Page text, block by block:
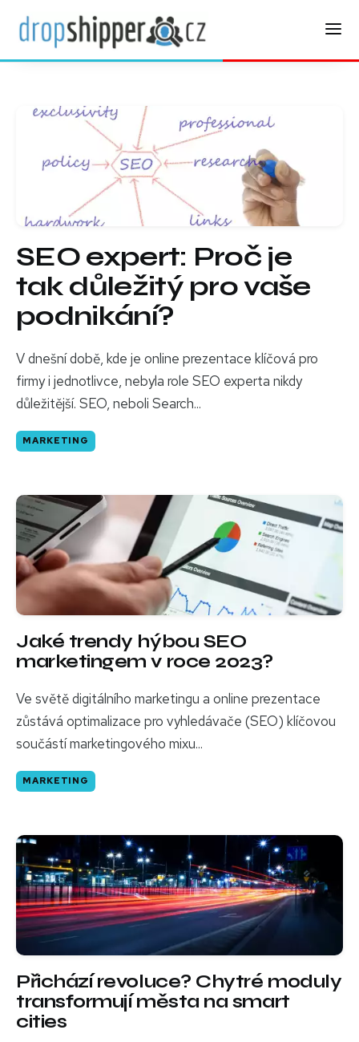
SEO expert: Proč je
tak důležitý pro vaše
podnikání?
V dnešní době, kde je online prezentace klíčová pro
firmy i jednotlivce, nebyla role SEO experta nikdy
důležitější. SEO, neboli Search...
MARKETING
Jaké trendy hýbou SEO
marketingem v roce 2023?
Ve světě digitálního marketingu a online prezentace
zůstává optimalizace pro vyhledávače (SEO) klíčovou
součástí marketingového mixu...
MARKETING
Přichází revoluce? Chytré moduly
transformují města na smart
cities